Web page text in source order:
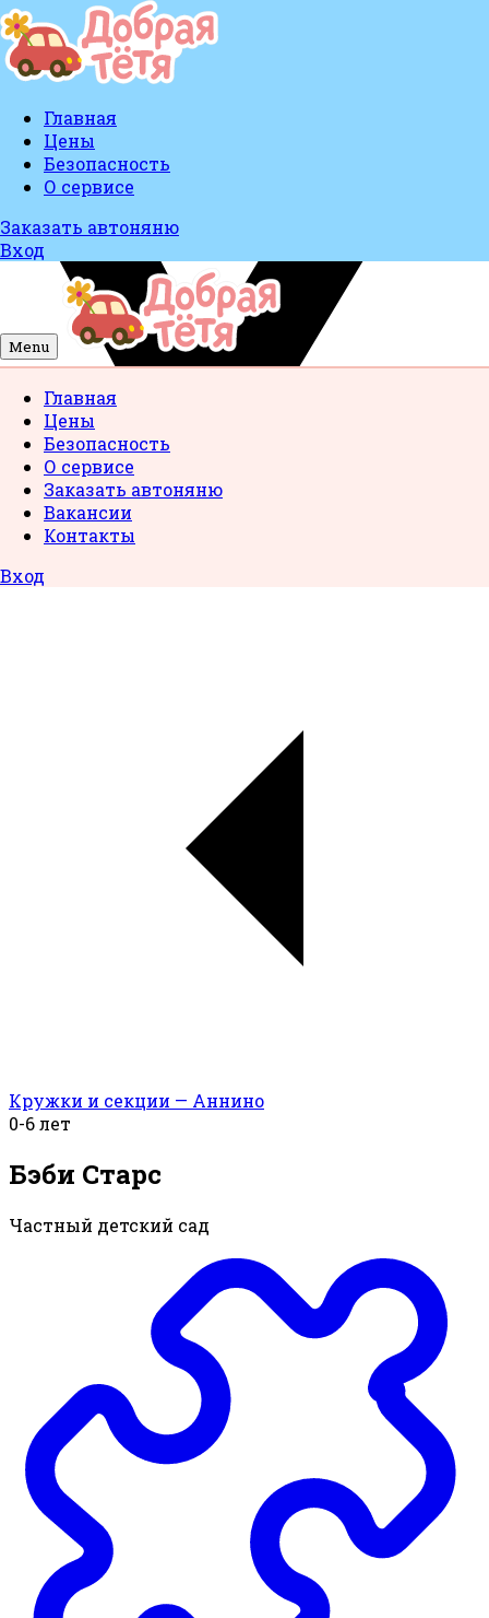
Главная
Цены
Безопасность
О сервисе
Заказать автоняню
Вход
Menu
Главная
Цены
Безопасность
О сервисе
Заказать автоняню
Вакансии
Контакты
Вход
Кружки и секции — Аннино
0-6 лет
Бэби Старс
Частный детский сад